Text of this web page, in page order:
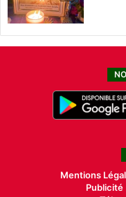
Mentions
Publicité|